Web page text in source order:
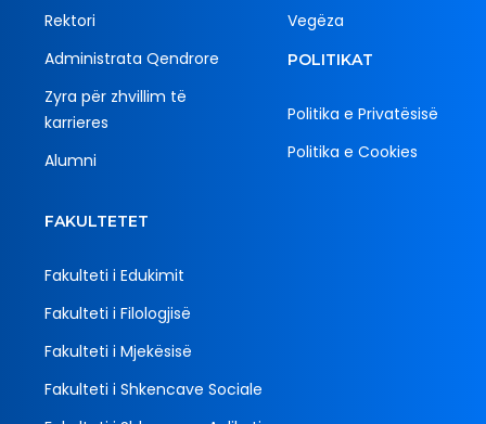
Rektori
Administrata Qendrore
Zyra për zhvillim të
karrieres
Alumni
Vegëza
POLITIKAT
Politika e Privatësisë
Politika e Cookies
FAKULTETET
Fakulteti i Edukimit
Fakulteti i Filologjisë
Fakulteti i Mjekësisë
Fakulteti i Shkencave Sociale